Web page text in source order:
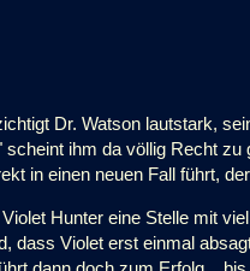
Dr. Watson lautstark,
scheint ihm da völlig Recht
in einen neuen Fall führt,
Hunter eine Stelle mit
dass Violet erst einmal